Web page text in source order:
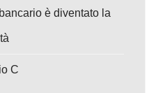
è diventato la
C